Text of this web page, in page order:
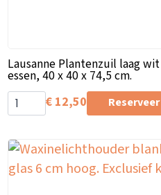
Lausanne Plantenzuil laag wit
essen, 40 x 40 x 74,5 cm.
€ 12,50 Reserveer